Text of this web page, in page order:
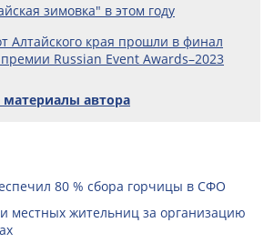
зимовка" в этом году
Алтайского края прошли в финал
Russian Event Awards–2023
материалы автора
80 % сбора горчицы в СФО
местных жительниц за организацию